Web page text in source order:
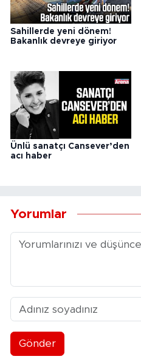
Sahillerde yeni dönem!
Bakanlık devreye giriyor
Ünlü sanatçı Cansever’den
acı haber
Yorumlar
Gönder